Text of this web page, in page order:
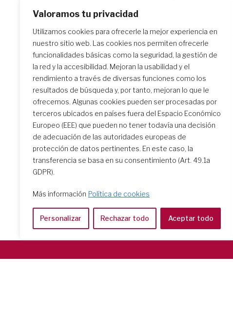
Valoramos tu privacidad
Utilizamos cookies para ofrecerle la mejor experiencia en
nuestro sitio web. Las cookies nos permiten ofrecerle
funcionalidades básicas como la seguridad, la gestión de
la red y la accesibilidad. Mejoran la usabilidad y el
rendimiento a través de diversas funciones como los
resultados de búsqueda y, por tanto, mejoran lo que le
ofrecemos. Algunas cookies pueden ser procesadas por
terceros ubicados en países fuera del Espacio Económico
Europeo (EEE) que pueden no tener todavía una decisión
de adecuación de las autoridades europeas de
protección de datos pertinentes. En este caso, la
transferencia se basa en su consentimiento (Art. 49.1a
GDPR).
Más información Política de cookies
Personalizar Rechazar todo Aceptar todo